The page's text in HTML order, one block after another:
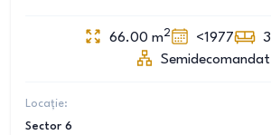
66.00 m2 <1977 3
Semidecomandat
Locație:
Sector 6